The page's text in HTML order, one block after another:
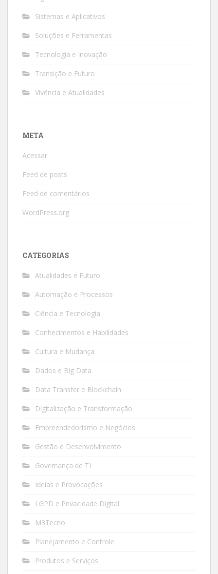
Sistemas e Aplicativos
Soluções e Ferramentas
Tecnologia e Inovação
Transição e Futuro
Vivência e Atualidades
META
Acessar
Feed de posts
Feed de comentários
WordPress.org
CATEGORIAS
Atualidades e Futuro
Automação e Processos
Ciência e Tecnologia
Conhecimentos e Habilidades
Cultura e Mudança
Dados e Big Data
Data Transfer e Blockchain
Digitalização e Transformação
Empreendedorismo e Negócios
Gestão e Desenvolvimento
Governança de TI
Ideias e Provocações
LGPD e Privacidade Digital
M3Tecno
Planejamento e Controle
Produtos e Serviços